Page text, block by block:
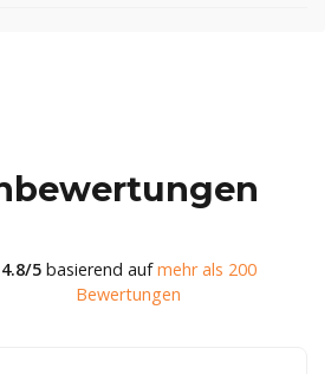
4.8/5basierend aufmehr als 200
Bewertungen